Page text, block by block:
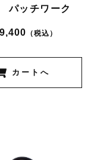
パッチワーク
（税込）
カートへ